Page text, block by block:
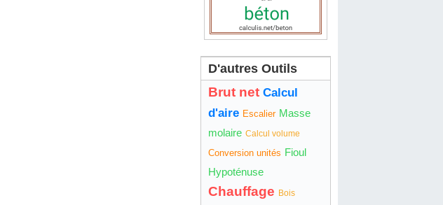
D'autres Outils
Brut net Calcul
d'aire Escalier Masse
molaire Calcul volume
Conversion unités Fioul
Hypoténuse
Chauffage Bois